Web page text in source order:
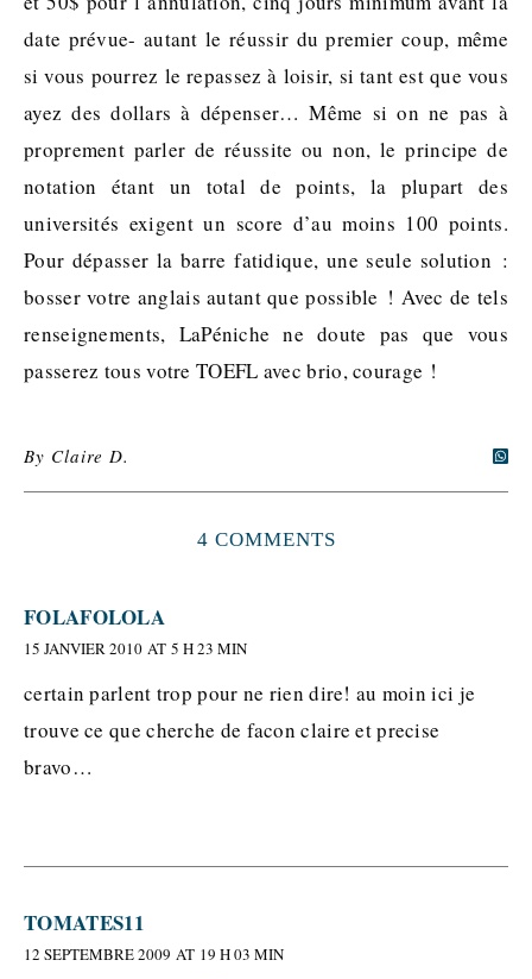
date prévue- autant le réussir du premier coup, même
si vous pourrez le repassez à loisir, si tant est que vous
ayez des dollars à dépenser… Même si on ne pas à
proprement parler de réussite ou non, le principe de
notation étant un total de points, la plupart des
universités exigent un score d’au moins 100 points.
Pour dépasser la barre fatidique, une seule solution :
bosser votre anglais autant que possible ! Avec de tels
renseignements, LaPéniche ne doute pas que vous
passerez tous votre TOEFL avec brio, courage !
By Claire D.
4 COMMENTS
FOLAFOLOLA
15 JANVIER 2010 AT 5 H 23 MIN
certain parlent trop pour ne rien dire! au moin ici je
trouve ce que cherche de facon claire et precise
bravo…
TOMATES11
12 SEPTEMBRE 2009 AT 19 H 03 MIN